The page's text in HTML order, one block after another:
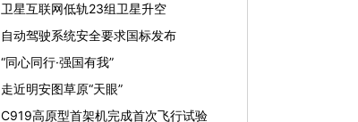
卫星互联网低轨23组卫星升空
自动驾驶系统安全要求国标发布
“同心同行·强国有我”
走近明安图草原“天眼”
C919高原型首架机完成首次飞行试验